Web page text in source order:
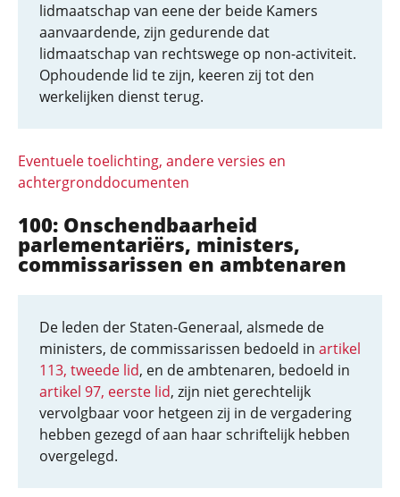
lidmaatschap van eene der beide Kamers
aanvaardende, zijn gedurende dat
lidmaatschap van rechtswege op non-activiteit.
Ophoudende lid te zijn, keeren zij tot den
werkelijken dienst terug.
Eventuele toelichting, andere versies en
achtergronddocumenten
100: Onschendbaarheid
parlementariërs, ministers,
commissarissen en ambtenaren
De leden der Staten-Generaal, alsmede de
ministers, de commissarissen bedoeld in artikel
113, tweede lid, en de ambtenaren, bedoeld in
artikel 97, eerste lid, zijn niet gerechtelijk
vervolgbaar voor hetgeen zij in de vergadering
hebben gezegd of aan haar schriftelijk hebben
overgelegd.